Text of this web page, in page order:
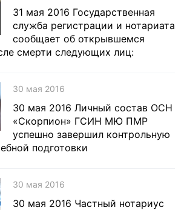
31 мая 2016 Государственная
служба регистрации и нотариата
сообщает об открывшемся
смерти следующих лиц:
30 мая 2016
30 мая 2016 Личный состав ОСН
«Скорпион» ГСИН МЮ ПМР
успешно завершил контрольную
подготовки
30 мая 2016
30 мая 2016 Частный нотариус